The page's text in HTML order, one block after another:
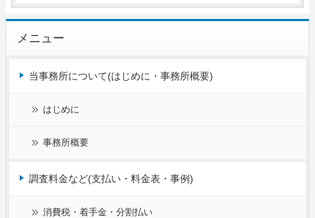
メニュー
当事務所について(はじめに・事務所概要)
はじめに
事務所概要
調査料金など(支払い・料金表・事例)
消費税・着手金・分割払い